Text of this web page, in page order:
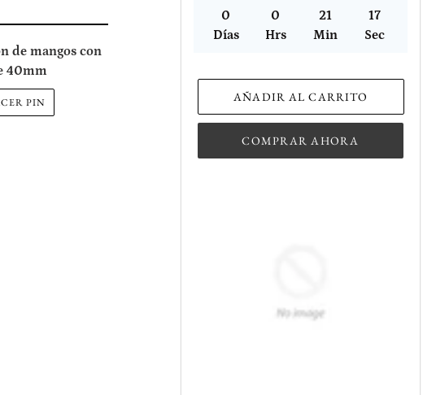
de mangos con
40mm
PIN
PINTEREST
0
Días
0
Hrs
21
Min
17
Sec
AÑADIR AL CARRITO
COMPRAR AHORA